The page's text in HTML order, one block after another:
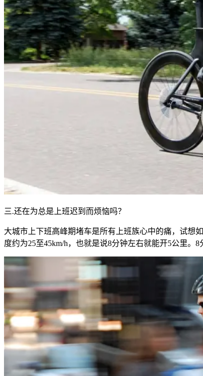
三.还在为总是上班迟到而烦恼吗？
大城市上下班高峰期堵车是所有上班族心中的痛，试想
度约为25至45km/h，也就是说8分钟左右就能开5公里。